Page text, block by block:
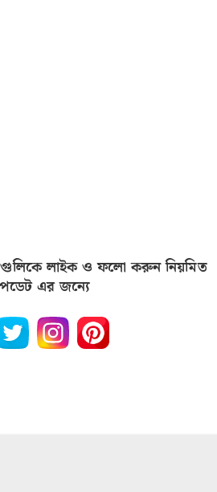
লাইক ও ফলো করুন নিয়মিত
এর জন্যে